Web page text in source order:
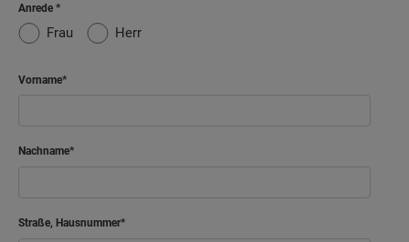
Anrede
Frau Herr
Vorname
Nachname
Straße, Hausnummer